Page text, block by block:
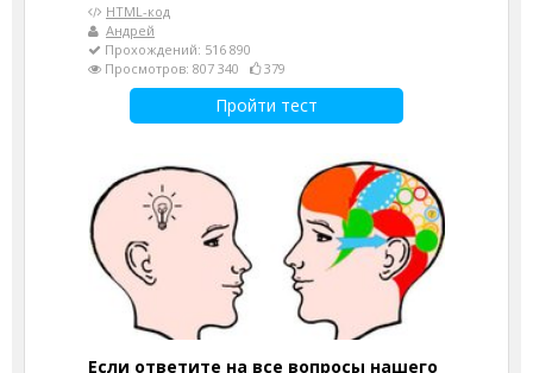
HTML-код
Андрей
Прохождений: 516 890
Просмотров: 807 340
379
Пройти тест
Если ответите на все вопросы нашего